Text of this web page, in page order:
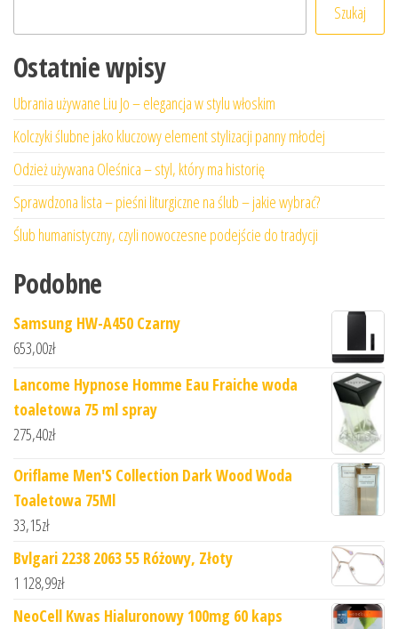
Szukaj
Ostatnie wpisy
Ubrania używane Liu Jo – elegancja w stylu włoskim
Kolczyki ślubne jako kluczowy element stylizacji panny młodej
Odzież używana Oleśnica – styl, który ma historię
Sprawdzona lista – pieśni liturgiczne na ślub – jakie wybrać?
Ślub humanistyczny, czyli nowoczesne podejście do tradycji
Podobne
Samsung HW-A450 Czarny
653,00zł
Lancome Hypnose Homme Eau Fraiche woda
toaletowa 75 ml spray
275,40zł
Oriflame Men'S Collection Dark Wood Woda
Toaletowa 75Ml
33,15zł
Bvlgari 2238 2063 55 Różowy, Złoty
1 128,99zł
NeoCell Kwas Hialuronowy 100mg 60 kaps